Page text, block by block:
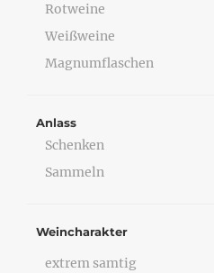
Rotweine
Weißweine
Magnumflaschen
Anlass
Schenken
Sammeln
Weincharakter
extrem samtig